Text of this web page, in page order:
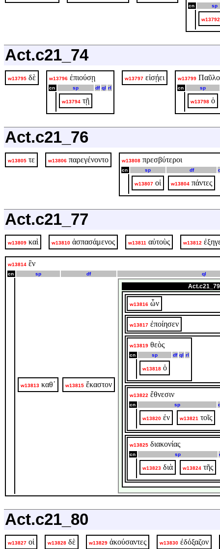
cn sp
w13792
Act.c21_74
w13795 δὲ w13796 ἐπιούσῃ
cn sp df ql rl
w13794 τῇ
w13797 εἰσῄει w13799
cn sp
w13798 ὁ
Act.c21_76
w13805 τε w13806 παρεγένοντο w13808 πρεσβύτεροι
cn sp df
w13807 οἱ w13804 πάντες
Act.c21_77
w13809 καὶ w13810 ἀσπασάμενος w13811 αὐτοὺς w13812
w13814 ἓν
cn sp df ql
w13813 καθ᾽ w13815 ἕκαστον
Act.c21_79
w13816 ὧν
w13817 ἐποίησεν
w13819 θεὸς
cn sp df ql rl
w13818 ὁ
w13822 ἔθνεσιν
cn sp
w13820 ἐν w13821 τοῖς
w13825 διακονίας
cn sp
w13823 διὰ w13824 τῆς
Act.c21_80
w13827 οἱ w13828 δὲ w13829 ἀκούσαντες w13830 ἐδόξαζον